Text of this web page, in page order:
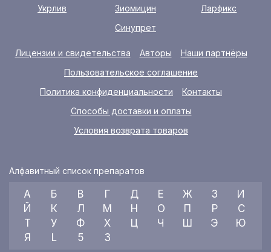
Укрлив
Зиомицин
Ларфикс
Синупрет
Лицензии и свидетельства Авторы
Наши партнёры
Пользовательское соглашение
Политика конфиденциальности
Контакты
Способы доставки и оплаты
Условия возврата товаров
Алфавитный список препаратов
А Б В Г Д Е Ж З
И
Й
К Л М Н О П Р
С
Т
У Ф Х Ц Ч Ш Э
Ю
Я
L 5 3